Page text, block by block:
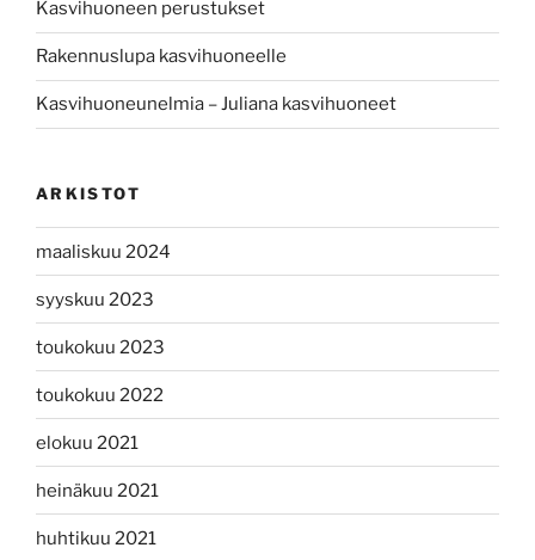
Kasvihuoneen perustukset
Rakennuslupa kasvihuoneelle
Kasvihuoneunelmia – Juliana kasvihuoneet
ARKISTOT
maaliskuu 2024
syyskuu 2023
toukokuu 2023
toukokuu 2022
elokuu 2021
heinäkuu 2021
huhtikuu 2021